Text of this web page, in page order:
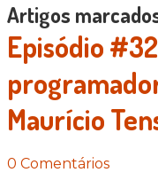
Artigos
Episódio
Maurício
0 Comentários